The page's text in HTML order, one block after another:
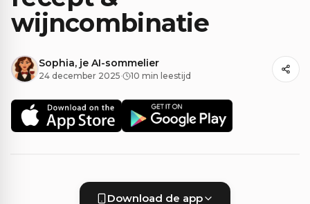
wijncombinatie
Sophia, je AI-sommelier
24 december 2025· 10 min leestijd
Download de app